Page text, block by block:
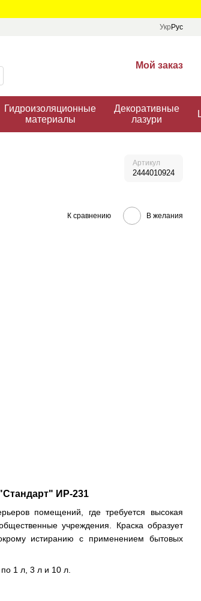
Укр Рус
Мой заказ
Гидроизоляционные
материалы
Декоративные
лазури
Артикул
2444010924
К сравнению В желания
ИР-231
помещений, где требуется высокая
учреждения. Краска образует
истиранию с применением бытовых
1 л, 3 л и 10 л.